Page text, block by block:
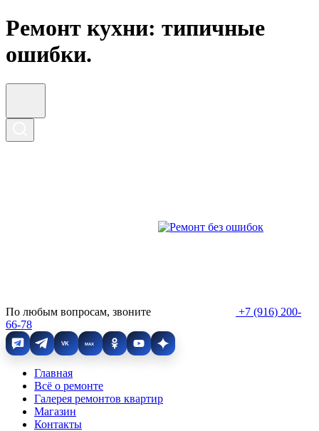
Ремонт кухни: типичные
ошибки.
По любым вопросам, звоните
+7 (916) 200-
66-78
VK MAX
Главная
Всё о ремонте
Галерея ремонтов квартир
Магазин
Контакты